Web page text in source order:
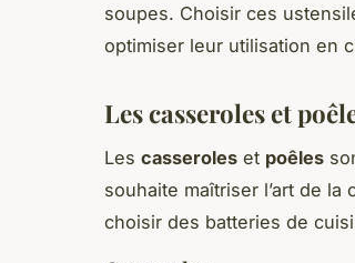
soupes. Choisir ces
optimiser leur utilisation en
Les casseroles et
Les casseroles et poêles
souhaite maîtriser l’art de
choisir des batteries de